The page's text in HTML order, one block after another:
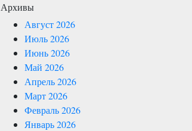
Архивы
Август 2026
Июль 2026
Июнь 2026
Май 2026
Апрель 2026
Март 2026
Февраль 2026
Январь 2026